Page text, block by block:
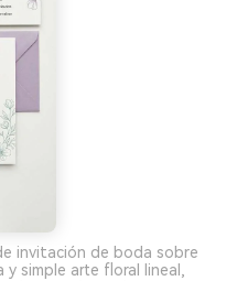
invitación de boda sobre
simple arte floral lineal,